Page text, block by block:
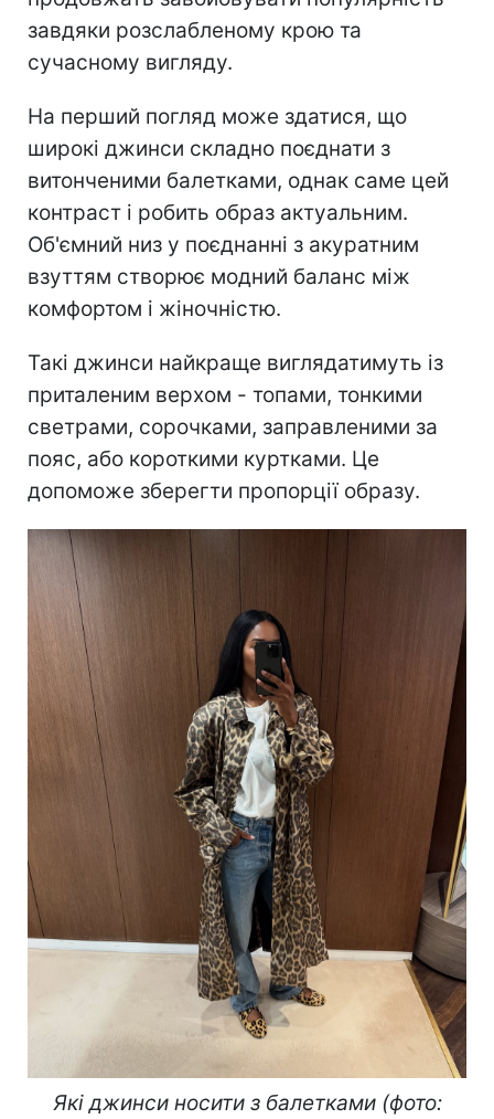
завдяки розслабленому крою та
сучасному вигляду.
На перший погляд може здатися, що
широкі джинси складно поєднати з
витонченими балетками, однак саме цей
контраст і робить образ актуальним.
Об'ємний низ у поєднанні з акуратним
взуттям створює модний баланс між
комфортом і жіночністю.
Такі джинси найкраще виглядатимуть із
приталеним верхом - топами, тонкими
светрами, сорочками, заправленими за
пояс, або короткими куртками. Це
допоможе зберегти пропорції образу.
Які джинси носити з балетками (фото: